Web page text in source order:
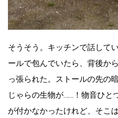
そうそう。キッチンで話して
ールで包んでいたら、背後か
っ張られた。ストールの先の
じゃらの生物が……！物音ひと
が付かなかったけれど、そこ